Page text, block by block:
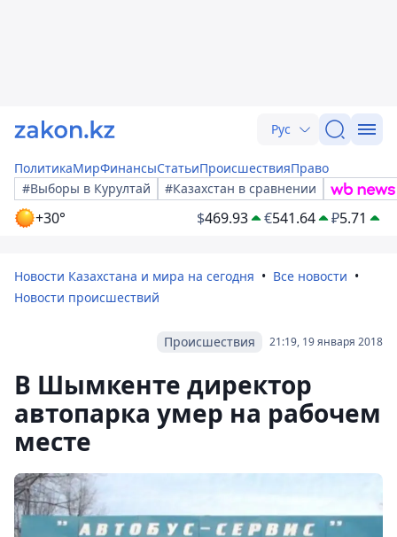
Рус
ПолитикаМирФинансыСтатьиПроисшествияПраво
#Выборы в Курултай
#Казахстан в сравнении
+30° $469.93 €541.64 ₽5.71
Новости Казахстана и мира на сегодня
Все новости
Новости происшествий
21:19, 19 января 2018
Происшествия
В Шымкенте директор
автопарка умер на рабочем
месте